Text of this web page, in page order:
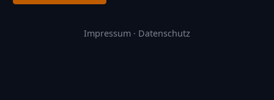
Impressum · Datenschutz